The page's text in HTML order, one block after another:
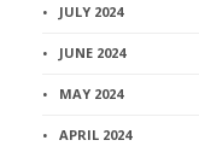
JULY 2024
JUNE 2024
MAY 2024
APRIL 2024